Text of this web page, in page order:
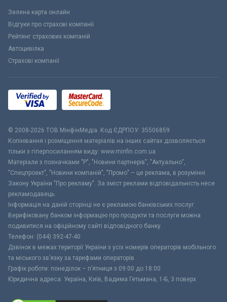
Зелена карта онлайн
Відгуки про страхові компанії
Рейтинг страхових компаній
Автоцивілка
Страхові компанії
© 2008-2026 ТОВ МiнфiнМедiа. Код ЄДРПОУ: 35506859
Копіювання і розміщення матеріалів на інших сайтах дозволяється
тільки з гіперпосиланням виду: www.minfin.com.ua
Матеріали з позначками "Р", "Новини партнерів", "Актуально",
"Спецпроект", "Новини компаній", "Промо" – це реклама, в розумінні
Закону України "Про рекламу". За зміст реклами відповідальність несе
рекламодавець.
Інформація на даній сторінці не є рекламою банківських послуг.
Верифіковану банком інформацію про продукти та послуги можна
подивитися на офіційному сайті відповідного банку.
Телефон: (044) 392-47-40
Дзвінок в межах території України з усіх номерів операторів мобільного
та міського зв’язку за тарифами операторів
Графік роботи: понеділок – п’ятниця з 09:00 до 18:00
Юридична адреса: Україна, Київ, Вадима Гетьмана, 1-Б, 3 поверх